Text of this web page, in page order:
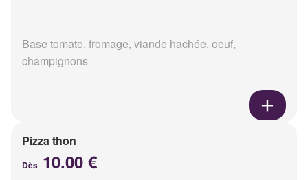
Base tomate, fromage, viande hachée, oeuf,
champignons
Pizza thon
Dès 10.00 €